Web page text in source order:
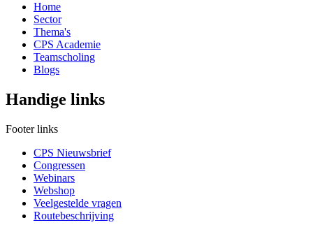
Home
Sector
Thema's
CPS Academie
Teamscholing
Blogs
Handige links
Footer links
CPS Nieuwsbrief
Congressen
Webinars
Webshop
Veelgestelde vragen
Routebeschrijving